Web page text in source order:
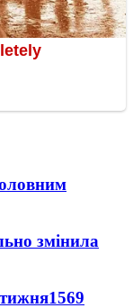
змінила
1569